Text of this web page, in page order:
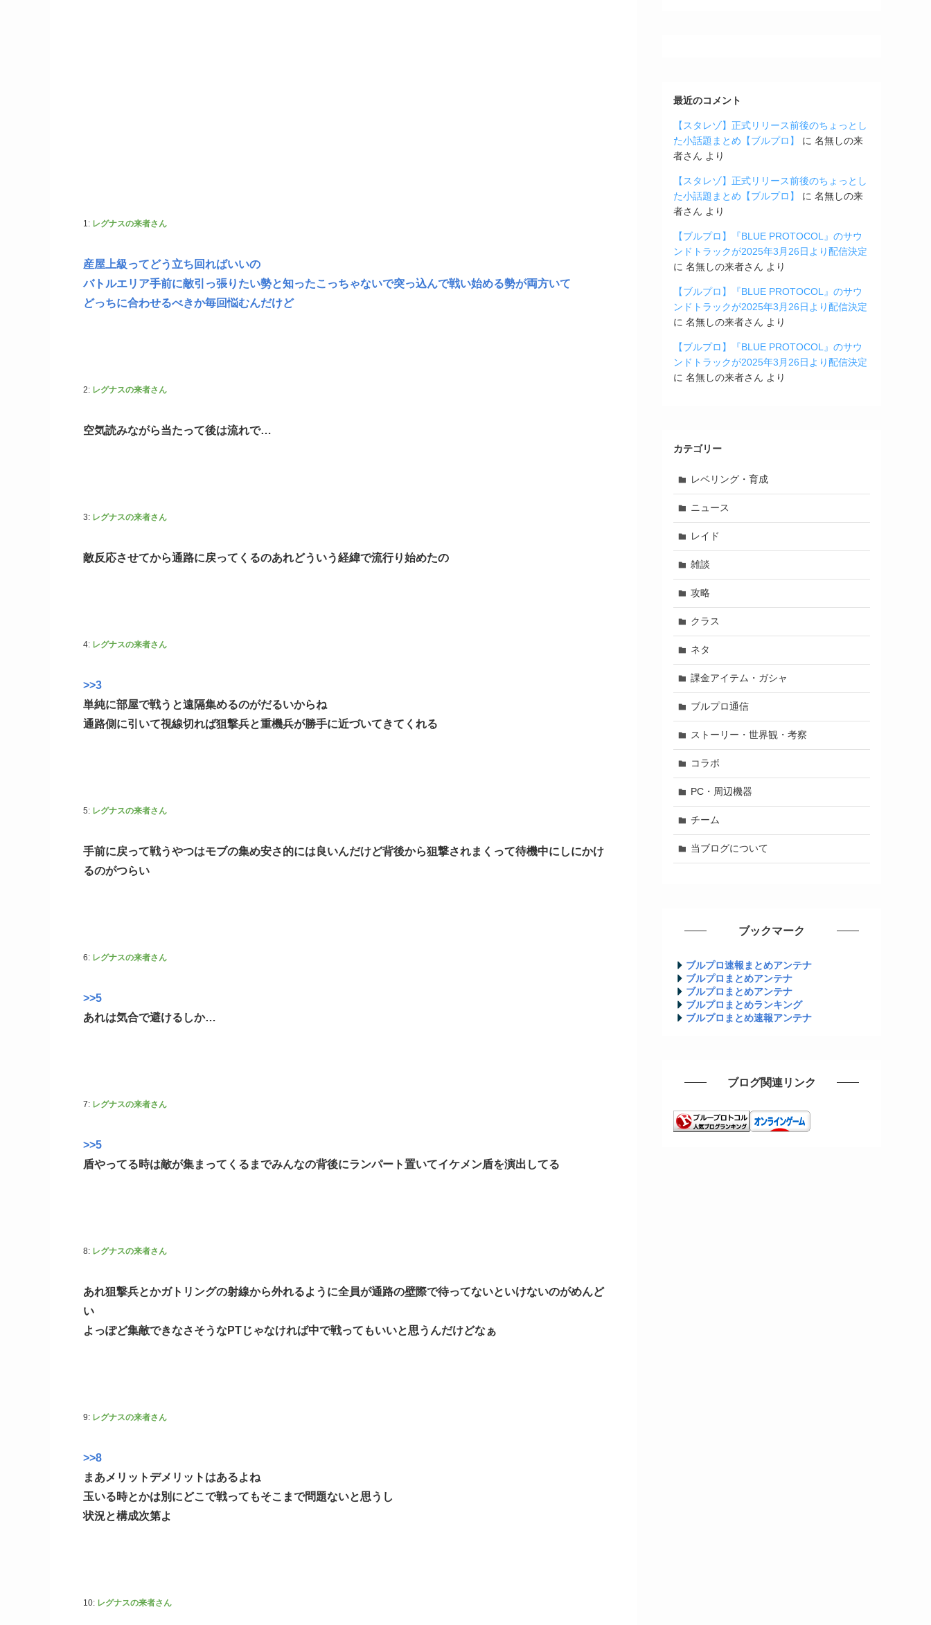
1: レグナスの来者さん
産屋上級ってどう立ち回ればいいの
バトルエリア手前に敵引っ張りたい勢と知ったこっちゃないで突っ込んで戦い始める勢が両方いて
どっちに合わせるべきか毎回悩むんだけど
2: レグナスの来者さん
空気読みながら当たって後は流れで…
3: レグナスの来者さん
敵反応させてから通路に戻ってくるのあれどういう経緯で流行り始めたの
4: レグナスの来者さん
>>3
単純に部屋で戦うと遠隔集めるのがだるいからね
通路側に引いて視線切れば狙撃兵と重機兵が勝手に近づいてきてくれる
5: レグナスの来者さん
手前に戻って戦うやつはモブの集め安さ的には良いんだけど背後から狙撃されまくって待機中にしにかけ
るのがつらい
6: レグナスの来者さん
>>5
あれは気合で避けるしか…
7: レグナスの来者さん
>>5
盾やってる時は敵が集まってくるまでみんなの背後にランパート置いてイケメン盾を演出してる
8: レグナスの来者さん
あれ狙撃兵とかガトリングの射線から外れるように全員が通路の壁際で待ってないといけないのがめんど
い
よっぽど集敵できなさそうなPTじゃなければ中で戦ってもいいと思うんだけどなぁ
9: レグナスの来者さん
>>8
まあメリットデメリットはあるよね
玉いる時とかは別にどこで戦ってもそこまで問題ないと思うし
状況と構成次第よ
10: レグナスの来者さん
最近のコメント
【スタレゾ】正式リリース前後のちょっとし
た小話題まとめ【ブルプロ】
に 名無しの来
者さん より
【スタレゾ】正式リリース前後のちょっとし
た小話題まとめ【ブルプロ】
に 名無しの来
者さん より
【ブルプロ】『BLUE PROTOCOL』のサウ
ンドトラックが2025年3月26日より配信決定
に 名無しの来者さん より
【ブルプロ】『BLUE PROTOCOL』のサウ
ンドトラックが2025年3月26日より配信決定
に 名無しの来者さん より
【ブルプロ】『BLUE PROTOCOL』のサウ
ンドトラックが2025年3月26日より配信決定
に 名無しの来者さん より
カテゴリー
レベリング・育成
ニュース
レイド
雑談
攻略
クラス
ネタ
課金アイテム・ガシャ
ブルプロ通信
ストーリー・世界観・考察
コラボ
PC・周辺機器
チーム
当ブログについて
ブックマーク
ブルプロ速報まとめアンテナ
ブルプロまとめアンテナ
ブルプロまとめアンテナ
ブルプロまとめランキング
ブルプロまとめ速報アンテナ
ブログ関連リンク